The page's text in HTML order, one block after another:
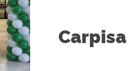
Carpisa